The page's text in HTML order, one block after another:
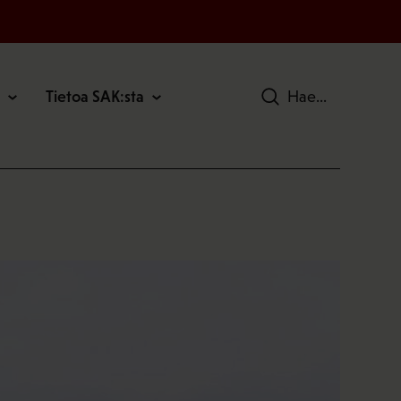
Tietoa SAK:sta Hae